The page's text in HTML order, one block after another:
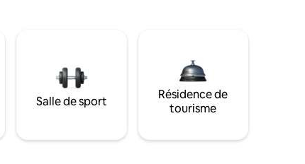
Salle de sport
Résidence de
tourisme